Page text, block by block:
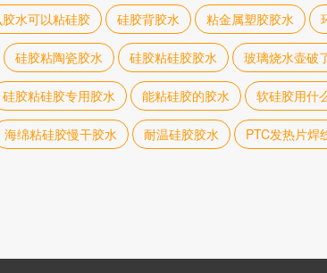
水可以粘硅胶 硅胶背胶水 粘金属塑胶胶水
硅胶粘陶瓷胶水 硅胶粘硅胶胶水 玻璃烧水壶破
硅胶粘硅胶专用胶水 能粘硅胶的胶水 软硅胶用什
海绵粘硅胶慢干胶水 耐温硅胶胶水 PTC发热片焊